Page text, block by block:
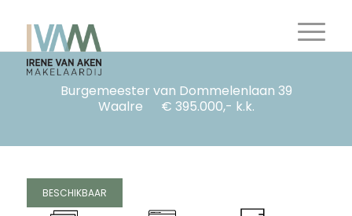
Burgemeester van Dommelenlaan 39
Waalre
€ 395.000,- k.k.
BESCHIKBAAR